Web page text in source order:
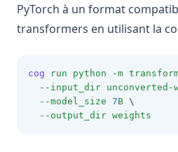
PyTorch à un format
transformers en utilisant la
cog run python -m
--input_dir unconverted-
--model_size 7B \
--output_dir weights